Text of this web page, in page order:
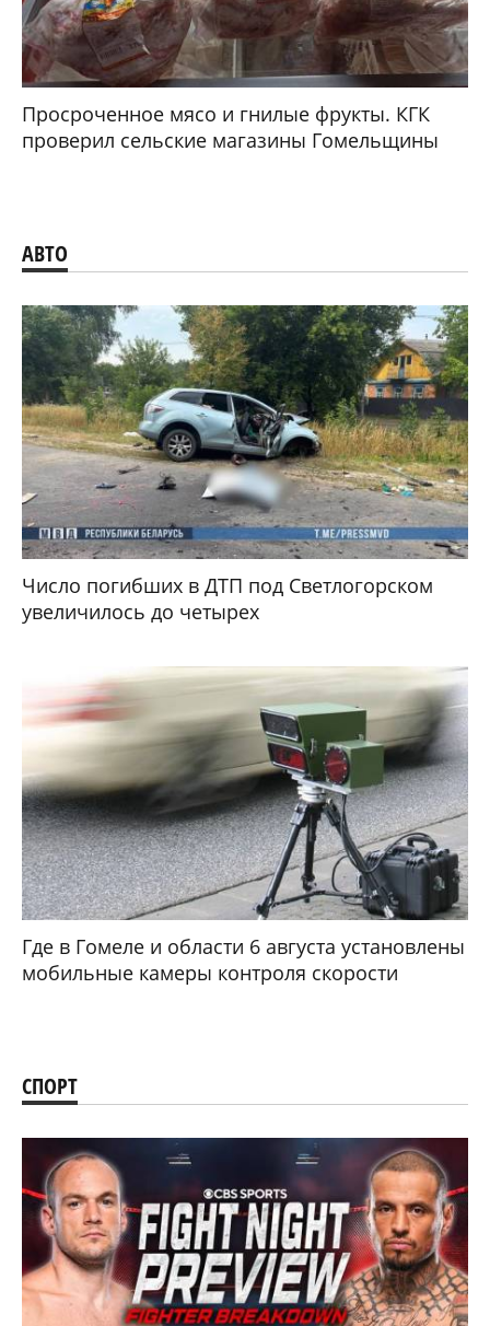
Просроченное мясо и гнилые фрукты. КГК
проверил сельские магазины Гомельщины
АВТО
Число погибших в ДТП под Светлогорском
увеличилось до четырех
Где в Гомеле и области 6 августа установлены
мобильные камеры контроля скорости
СПОРТ